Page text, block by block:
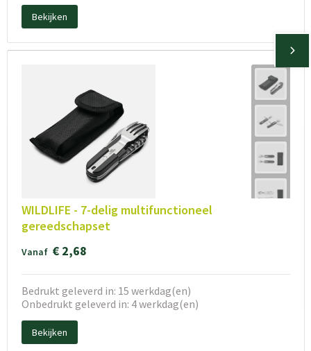
Bekijken
WILDLIFE - 7-delig multifunctioneel
gereedschapset
Vanaf € 2,68
Bedrukt geleverd in: 15 werkdag(en)
Onbedrukt geleverd in: 4 werkdag(en)
Bekijken